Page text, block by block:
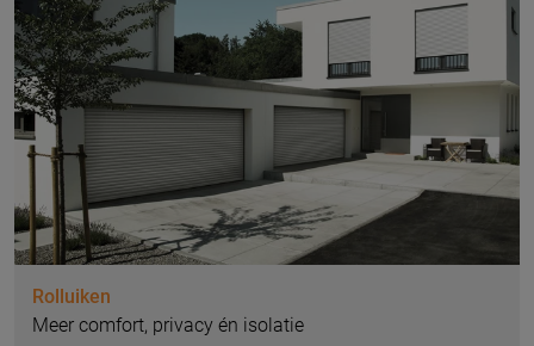
Rolluiken
Meer comfort, privacy én isolatie